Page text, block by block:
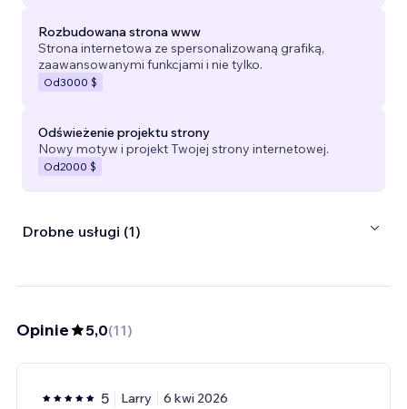
Rozbudowana strona www
Strona internetowa ze spersonalizowaną grafiką,
zaawansowanymi funkcjami i nie tylko.
Od3000 $
Odświeżenie projektu strony
Nowy motyw i projekt Twojej strony internetowej.
Od2000 $
Drobne usługi (1)
Opinie 5,0(11)
5 Larry 6 kwi 2026